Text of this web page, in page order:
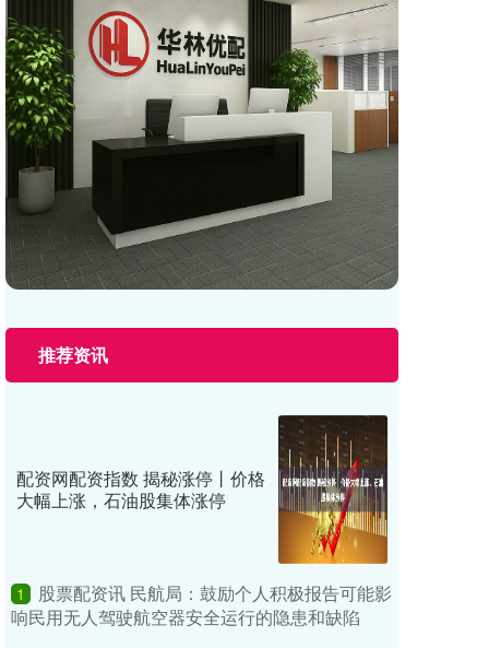
推荐资讯
配资网配资指数 揭秘涨停丨价格
大幅上涨，石油股集体涨停
1
股票配资讯 民航局：鼓励个人积极报告可能影
响民用无人驾驶航空器安全运行的隐患和缺陷